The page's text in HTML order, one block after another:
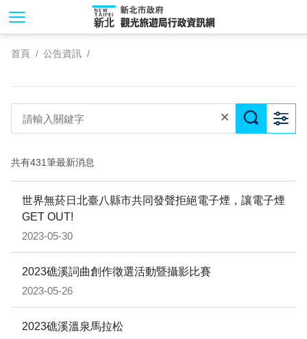
到
首頁 公告資訊
共有431筆最新消息
世界無菸日北臺八縣市共同發聲拒絕電子煙，讓電子煙
GET OUT!
2023-05-30
2023礁溪詞曲創作徵選活動暨攝影比賽
2023-05-26
2023礁溪溫泉馬拉松